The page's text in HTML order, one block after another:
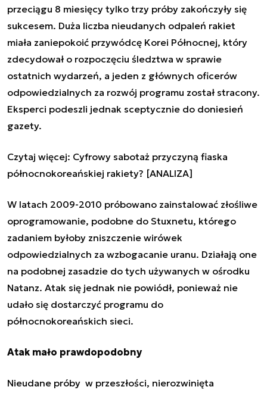
przeciągu 8 miesięcy tylko trzy próby zakończyły się
sukcesem. Duża liczba nieudanych odpaleń rakiet
miała zaniepokoić przywódcę Korei Północnej, który
zdecydował o rozpoczęciu śledztwa w sprawie
ostatnich wydarzeń, a jeden z głównych oficerów
odpowiedzialnych za rozwój programu został stracony.
Eksperci podeszli jednak sceptycznie do doniesień
gazety.
Czytaj więcej: Cyfrowy sabotaż przyczyną fiaska
północnokoreańskiej rakiety? [ANALIZA]
W latach 2009-2010 próbowano zainstalować złośliwe
oprogramowanie, podobne do Stuxnetu, którego
zadaniem byłoby zniszczenie wirówek
odpowiedzialnych za wzbogacanie uranu. Działają one
na podobnej zasadzie do tych używanych w ośrodku
Natanz. Atak się jednak nie powiódł, ponieważ nie
udało się dostarczyć programu do
północnokoreańskich sieci.
Atak mało prawdopodobny
Nieudane próby w przeszłości, nierozwinięta